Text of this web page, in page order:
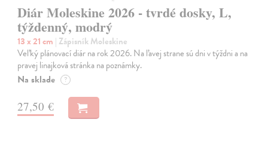
Diár Moleskine 2026 - tvrdé dosky, L,
týždenný, modrý
13 x 21 cm | Zápisník Moleskine
Veľký plánovací diár na rok 2026. Na ľavej strane sú dni v týždni a na
pravej linajková stránka na poznámky.
Na sklade ?
27,50 €